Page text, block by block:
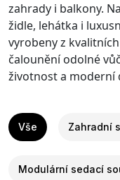
zahrady i balkony.
židle, lehátka i
vyrobeny z
čalounění odolné
životnost a moderní
Vše Zahradní
Modulární sedací